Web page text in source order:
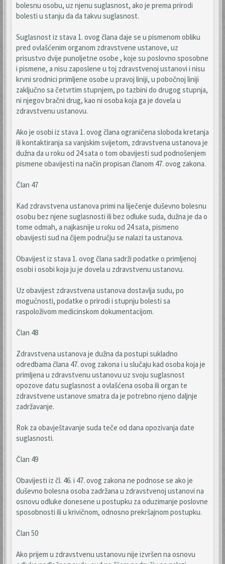
bolesnu osobu, uz njenu suglasnost, ako je prema prirodi
bolesti u stanju da da takvu suglasnost.
Suglasnost iz stava 1. ovog člana daje se u pismenom obliku
pred ovlašćenim organom zdravstvene ustanove, uz
prisustvo dvije punoljetne osobe , koje su poslovno sposobne
i pismene, a nisu zaposlene u toj zdravstvenoj ustanovi i nisu
krvni srodnici primljene osobe u pravoj liniji, u pobočnoj liniji
zaključno sa četvrtim stupnjem, po tazbini do drugog stupnja,
ni njegov bračni drug, kao ni osoba koja ga je dovela u
zdravstvenu ustanovu.
Ako je osobi iz stava 1. ovog člana ograničena sloboda kretanja
ili kontaktiranja sa vanjskim svijetom, zdravstvena ustanova je
dužna da u roku od 24 sata o tom obavijesti sud podnošenjem
pismene obavijesti na način propisan članom 47. ovog zakona.
Član 47
Kad zdravstvena ustanova primi na liječenje duševno bolesnu
osobu bez njene suglasnosti ili bez odluke suda, dužna je da o
tome odmah, a najkasnije u roku od 24 sata, pismeno
obavijesti sud na čijem području se nalazi ta ustanova.
Obavijest iz stava 1. ovog člana sadrži podatke o primljenoj
osobi i osobi koja ju je dovela u zdravstvenu ustanovu.
Uz obavijest zdravstvena ustanova dostavlja sudu, po
mogućnosti, podatke o prirodi i stupnju bolesti sa
raspoloživom medicinskom dokumentacijom.
Član 48
Zdravstvena ustanova je dužna da postupi sukladno
odredbama člana 47. ovog zakona i u slučaju kad osoba koja je
primljena u zdravstvenu ustanovu uz svoju suglasnost
opozove datu suglasnost a ovlašćena osoba ili organ te
zdravstvene ustanove smatra da je potrebno njeno daljnje
zadržavanje.
Rok za obavještavanje suda teče od dana opozivanja date
suglasnosti.
Član 49
Obavijesti iz čl. 46. i 47. ovog zakona ne podnose se ako je
duševno bolesna osoba zadržana u zdravstvenoj ustanovi na
osnovu odluke donesene u postupku za oduzimanje poslovne
sposobnosti ili u krivičnom, odnosno prekršajnom postupku.
Član 50
Ako prijem u zdravstvenu ustanovu nije izvršen na osnovu